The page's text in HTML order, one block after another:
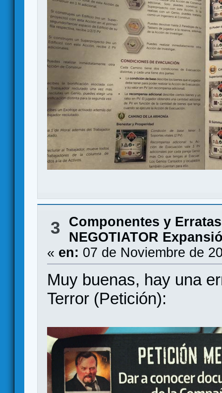
3 Componentes y Erratas
NEGOTIATOR
« en: 07 de Noviembre de
Muy buenas, hay una
Terror (Petición):